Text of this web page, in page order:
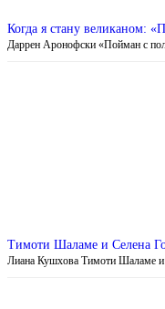
Когда я стану великаном:
Даррен Аронофски «Пойман с
Тимоти Шаламе и Селена
Лиана Кушхова Тимоти Шаламе и